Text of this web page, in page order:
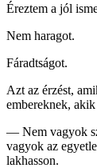
Éreztem a jól
Nem haragot.
Fáradtságot.
Azt az érzést,
embereknek,
— Nem vagyok
vagyok az
lakhasson.